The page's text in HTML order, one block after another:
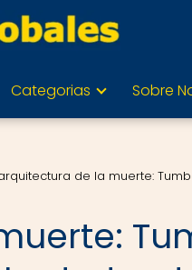
Categorias Sobre
de la muerte: